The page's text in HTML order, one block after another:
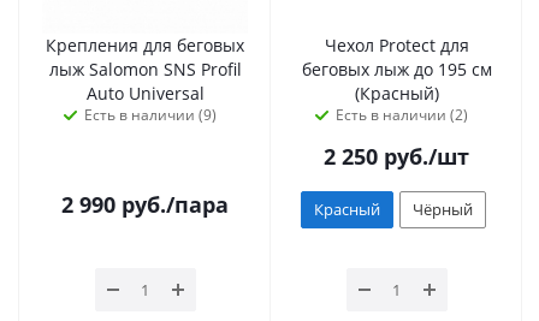
Крепления для беговых
лыж Salomon SNS Profil
Auto Universal
Есть в наличии (9)
2 990 руб./пара
Чехол Protect для
беговых лыж до 195 см
(Красный)
Есть в наличии (2)
2 250 руб./шт
Красный Чёрный